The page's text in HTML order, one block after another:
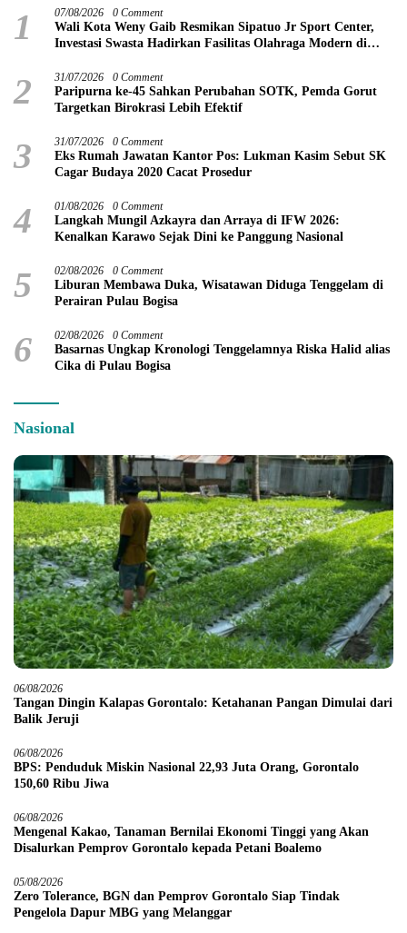
1 07/08/2026 0 Comment
Wali Kota Weny Gaib Resmikan Sipatuo Jr Sport Center,
Investasi Swasta Hadirkan Fasilitas Olahraga Modern di
2 31/07/2026 0 Comment
Paripurna ke-45 Sahkan Perubahan SOTK, Pemda Gorut
Targetkan Birokrasi Lebih Efektif
3 31/07/2026 0 Comment
Eks Rumah Jawatan Kantor Pos: Lukman Kasim Sebut SK
Cagar Budaya 2020 Cacat Prosedur
4 01/08/2026 0 Comment
Langkah Mungil Azkayra dan Arraya di IFW 2026:
Kenalkan Karawo Sejak Dini ke Panggung Nasional
5 02/08/2026 0 Comment
Liburan Membawa Duka, Wisatawan Diduga Tenggelam di
Perairan Pulau Bogisa
6 02/08/2026 0 Comment
Basarnas Ungkap Kronologi Tenggelamnya Riska Halid alias
Cika di Pulau Bogisa
Nasional
06/08/2026
Tangan Dingin Kalapas Gorontalo: Ketahanan Pangan Dimulai dari
Balik Jeruji
06/08/2026
BPS: Penduduk Miskin Nasional 22,93 Juta Orang, Gorontalo
150,60 Ribu Jiwa
06/08/2026
Mengenal Kakao, Tanaman Bernilai Ekonomi Tinggi yang Akan
Disalurkan Pemprov Gorontalo kepada Petani Boalemo
05/08/2026
Zero Tolerance, BGN dan Pemprov Gorontalo Siap Tindak
Pengelola Dapur MBG yang Melanggar